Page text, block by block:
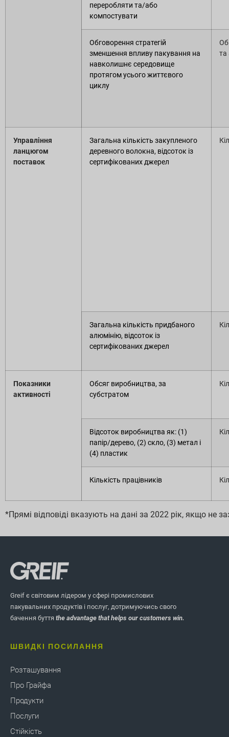
переробляти та/або
компостувати
Обговорення стратегій
зменшення впливу пакування на
навколишнє середовище
протягом усього життєвого
циклу
та
Управління
ланцюгом
поставок
Загальна кількість закупленого
деревного волокна, відсоток із
сертифікованих джерел
Загальна кількість придбаного
алюмінію, відсоток із
сертифікованих джерел
Показники
активності
Обсяг виробництва, за
субстратом
Відсоток виробництва як: (1)
папір/дерево, (2) скло, (3) метал і
(4) пластик
Кількість працівників
*Прямі відповіді вказують на дані за 2022 рік, якщо не
Greif є світовим лідером у сфері промислових
пакувальних продуктів і послуг, дотримуючись свого
бачення буття the advantage that helps our customers win.
ШВИДКІ ПОСИЛАННЯ
Розташування
Про Грайфа
Продукти
Послуги
Стійкість